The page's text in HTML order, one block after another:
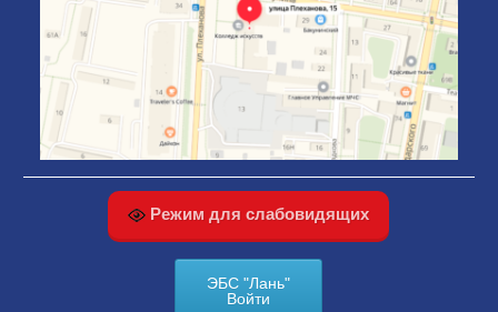
Режим для слабовидящих
ЭБС "Лань"
Войти